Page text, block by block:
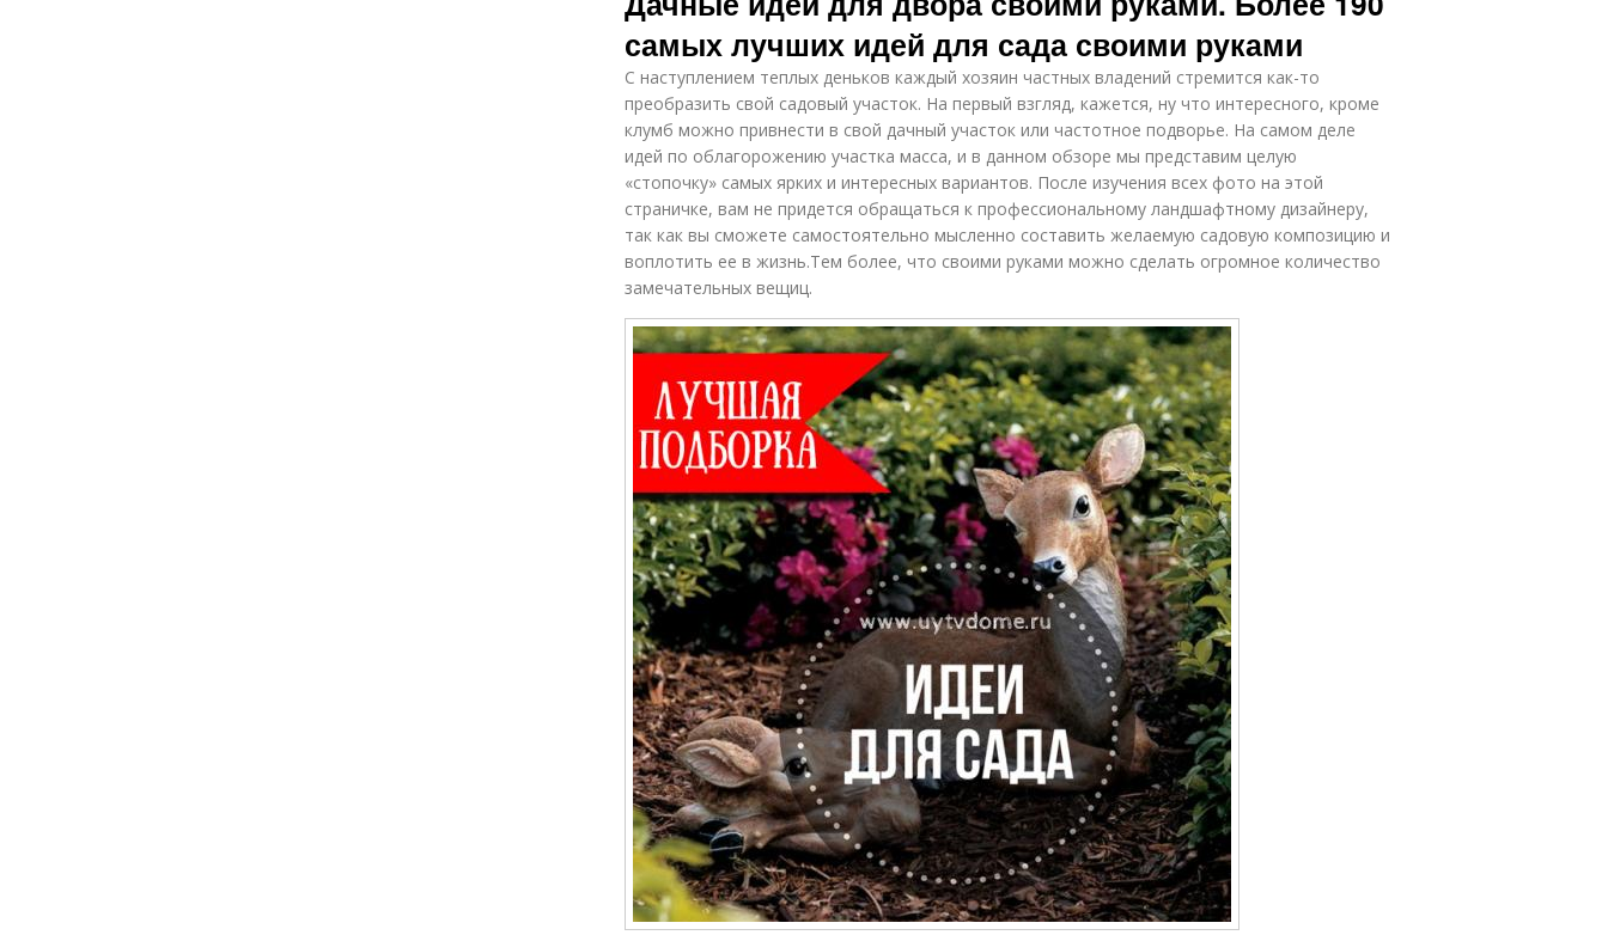
самых лучших идей для сада своими руками
С наступлением теплых деньков каждый хозяин частных владений стремится как-то
преобразить свой садовый участок. На первый взгляд, кажется, ну что интересного, кроме
клумб можно привнести в свой дачный участок или частотное подворье. На самом деле
идей по облагорожению участка масса, и в данном обзоре мы представим целую
«стопочку» самых ярких и интересных вариантов. После изучения всех фото на этой
страничке, вам не придется обращаться к профессиональному ландшафтному дизайнеру,
так как вы сможете самостоятельно мысленно составить желаемую садовую композицию и
воплотить ее в жизнь.Тем более, что своими руками можно сделать огромное количество
замечательных вещиц.